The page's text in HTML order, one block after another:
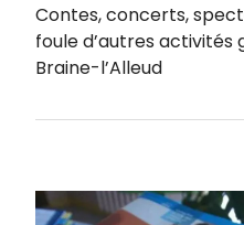
Contes, concerts,
foule d’autres
Braine-l’Alleud